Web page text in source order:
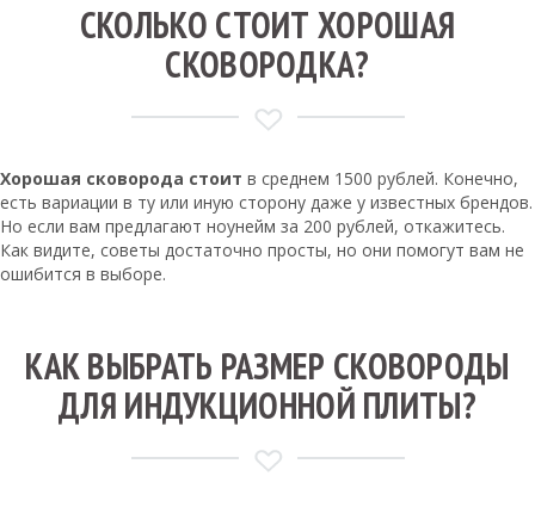
СКОЛЬКО СТОИТ ХОРОШАЯ
СКОВОРОДКА?
Хорошая сковорода стоит в среднем 1500 рублей. Конечно,
есть вариации в ту или иную сторону даже у известных брендов.
Но если вам предлагают ноунейм за 200 рублей, откажитесь.
Как видите, советы достаточно просты, но они помогут вам не
ошибится в выборе.
КАК ВЫБРАТЬ РАЗМЕР СКОВОРОДЫ
ДЛЯ ИНДУКЦИОННОЙ ПЛИТЫ?